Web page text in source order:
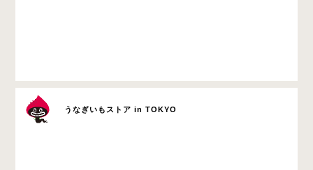
うなぎいもストア in TOKYO